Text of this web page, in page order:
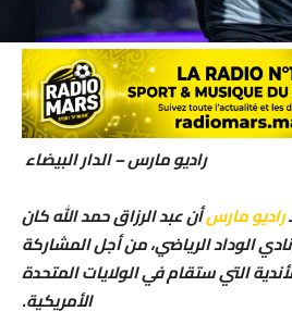
راديو مارس – الدار البيضاء
راديو مارسأن عبد الرزاق حمد الله كان
الوداد الرياضي، من أجل المشاركة
التي ستقام في الولايات المتحدة
الأمريكية.